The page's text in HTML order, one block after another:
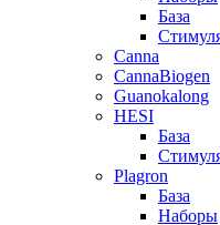
База
Canna
CannaBiogen
Guanokalong
HESI
База
Plagron
База
Наборы